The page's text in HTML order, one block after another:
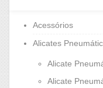
Acessórios
Alicates
Alicate
Alicate